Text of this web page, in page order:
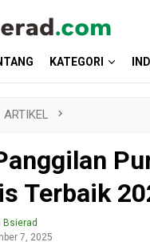
KATEGORI
ARTIKEL
Terbaik
Bsierad
7, 2025